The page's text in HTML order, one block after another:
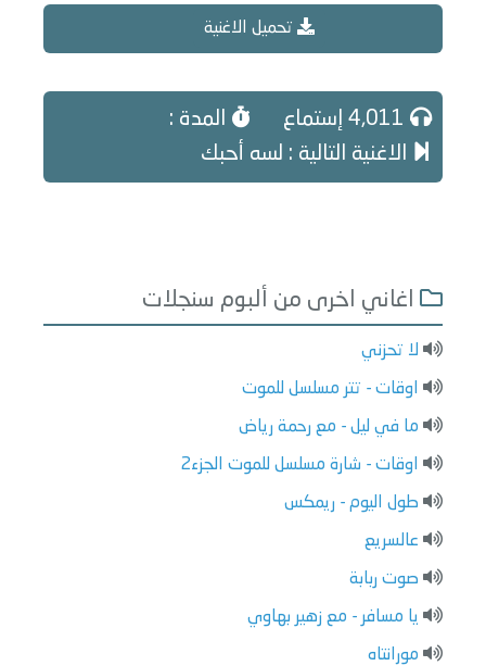
تحميل الاغنية
المدة :
الاغنية التالية : لسه أحبك
اغاني اخرى من ألبوم سنجلات
لا تحزني
اوقات - تتر مسلسل للموت
ما في ليل - مع رحمة رياض
اوقات - شارة مسلسل للموت الجزء2
طول اليوم - ريمكس
عالسريع
صوت ربابة
يا مسافر - مع زهير بهاوي
مورانتاه